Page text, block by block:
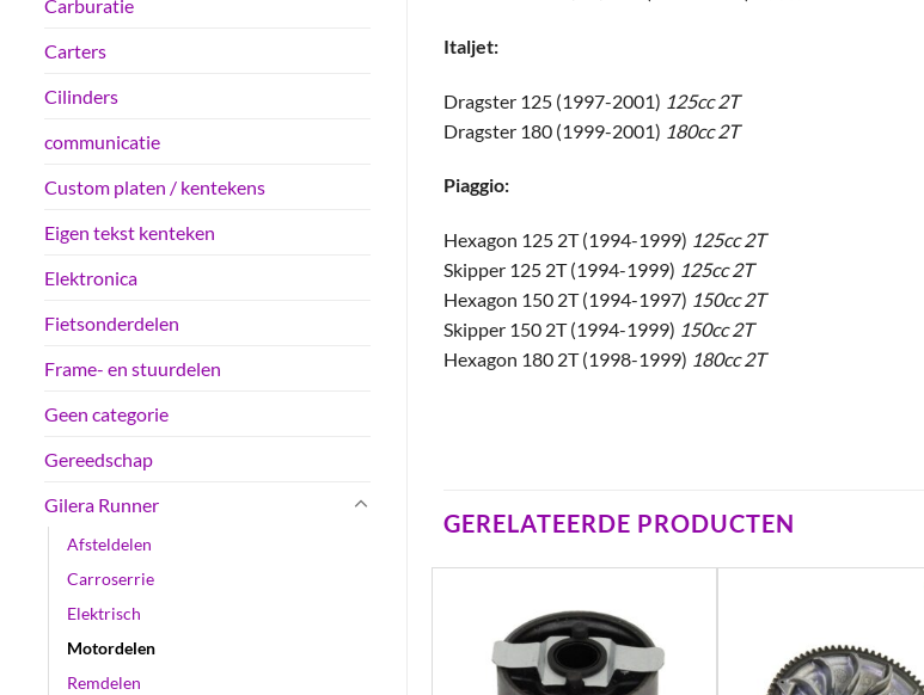
Carburatie
Carters
Cilinders
communicatie
Custom platen / kentekens
Eigen tekst kenteken
Elektronica
Fietsonderdelen
Frame- en stuurdelen
Geen categorie
Gereedschap
Gilera Runner
Afsteldelen
Carroserrie
Elektrisch
Motordelen
Remdelen
Italjet:
Dragster 125 (1997-2001) 125cc 2T
Dragster 180 (1999-2001) 180cc 2T
Piaggio:
Hexagon 125 2T (1994-1999) 125cc 2T
Skipper 125 2T (1994-1999) 125cc 2T
Hexagon 150 2T (1994-1997) 150cc 2T
Skipper 150 2T (1994-1999) 150cc 2T
Hexagon 180 2T (1998-1999) 180cc 2T
GERELATEERDE PRODUCTEN